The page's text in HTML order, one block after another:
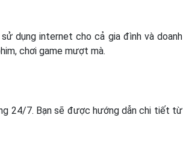
dụng internet cho cả gia đình và doanh
chơi game mượt mà.
24/7. Bạn sẽ được hướng dẫn chi tiết từ